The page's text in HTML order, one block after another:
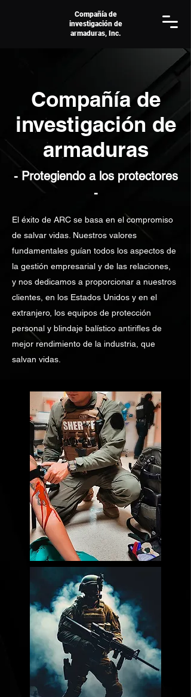
Compañía de
investigación de
armaduras, Inc.
Compañía de
investigación de
armaduras
- Protegiendo a los protectores
-
El éxito de ARC se basa en el compromiso
de salvar vidas. Nuestros valores
fundamentales guían todos los aspectos de
la gestión empresarial y de las relaciones,
y nos dedicamos a proporcionar a nuestros
clientes, en los Estados Unidos y en el
extranjero, los equipos de protección
personal y blindaje balístico antirifles de
mejor rendimiento de la industria, que
salvan vidas.